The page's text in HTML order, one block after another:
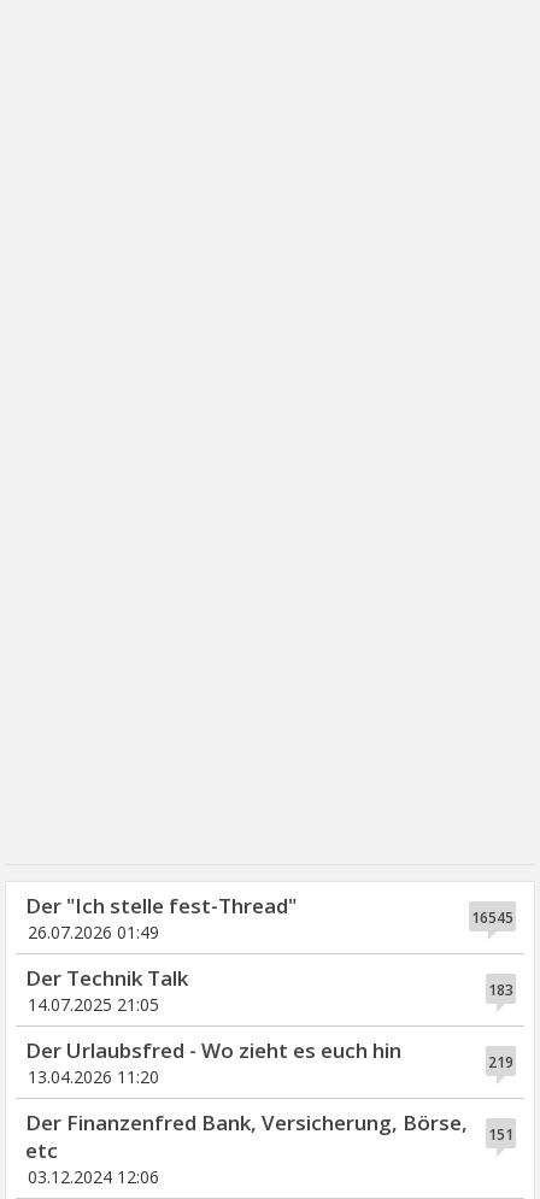
16545
Der "Ich stelle fest-Thread"
26.07.2026 01:49
183
Der Technik Talk
14.07.2025 21:05
219
Der Urlaubsfred - Wo zieht es euch hin
13.04.2026 11:20
151
Der Finanzenfred Bank, Versicherung, Börse,
etc
03.12.2024 12:06